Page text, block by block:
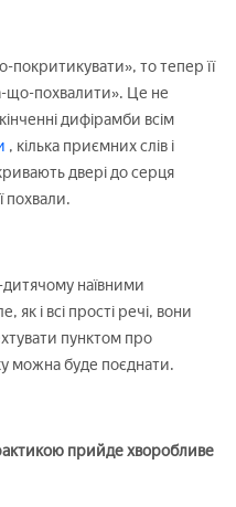
то тепер її
що-похвалити». Це не
дифірамби всім
, кілька приємних слів і
двері до серця
похвали.
наївними
як і всі прості речі, вони
пунктом про
можна буде поєднати.
прийде хворобливе